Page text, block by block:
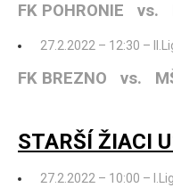
FK POHRONIE vs.
27.2.2022 – 12:30 –
FK BREZNO vs.
STARŠÍ ŽIACI
27.2.2022 – 10:00 –